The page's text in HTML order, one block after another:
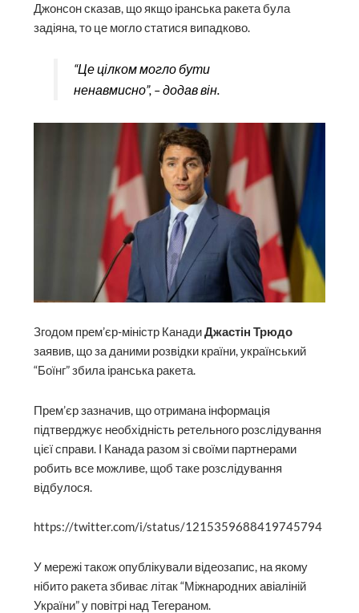
Джонсон сказав, що якщо іранська ракета була
задіяна, то це могло статися випадково.
“Це цілком могло бути
ненавмисно”, – додав він.
Згодом прем’єр-міністр КанадиДжастін Трюдо
заявив, що за даними розвідки країни, український
“Боїнг” збила іранська ракета.
Прем’єр зазначив, що отримана інформація
підтверджує необхідність ретельного розслідування
цієї справи. І Канада разом зі своїми партнерами
робить все можливе, щоб таке розслідування
відбулося.
https://twitter.com/i/status/1215359688419745794
У мережі також опублікували відеозапис, на якому
нібито ракета збиває літак “Міжнародних авіаліній
України” у повітрі над Тегераном.